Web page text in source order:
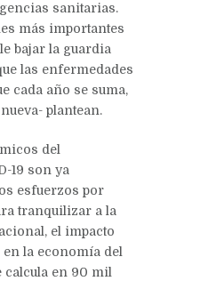
sanitarias.
más importantes
bajar la guardia
las enfermedades
cada año se suma,
plantean.
del
19 son ya
esfuerzos por
tranquilizar a la
el impacto
la economía del
calcula en 90 mil